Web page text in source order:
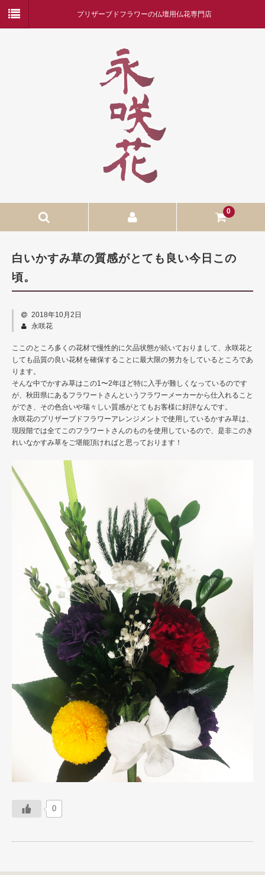
プリザーブドフラワーの仏壇用仏花専門店
0
商品カテゴリー
仏壇用仏花
仏壇用ハーバリウム
花器
グッズ
永咲花の魅力
オプション
お問い合わせ
白いかすみ草の質感がとても良い今日この
頃。
2018年10月2日
永咲花
ここのところ多くの花材で慢性的に欠品状態が続いておりまして、永咲花と
しても品質の良い花材を確保することに最大限の努力をしているところであ
ります。
そんな中でかすみ草はこの1〜2年ほど特に入手が難しくなっているのです
が、秋田県にあるフラワートさんというフラワーメーカーから仕入れること
ができ、その色合いや瑞々しい質感がとてもお客様に好評なんです。
永咲花のプリザーブドフラワーアレンジメントで使用しているかすみ草は、
現段階では全てこのフラワートさんのものを使用しているので、是非このき
れいなかすみ草をご堪能頂ければと思っております！
0